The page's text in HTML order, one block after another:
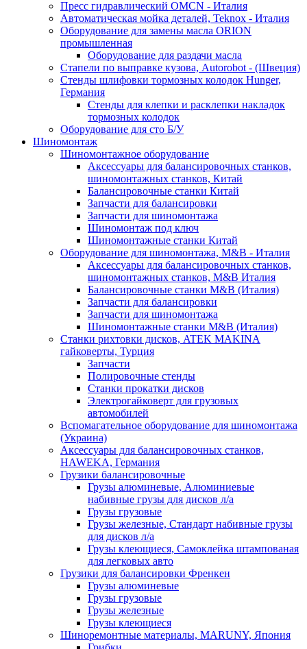
Пресс гидравлический OMCN - Италия
Автоматическая мойка деталей, Teknox - Италия
Оборудование для замены масла ORION
промышленная
Оборудование для раздачи масла
Стапели по выправке кузова, Autorobot - (Швеция)
Стенды шлифовки тормозных колодок Hunger,
Германия
Стенды для клепки и расклепки накладок
тормозных колодок
Оборудование для сто Б/У
Шиномонтаж
Шиномонтажное оборудование
Аксессуары для балансировочных станков,
шиномонтажных станков, Китай
Балансировочные станки Китай
Запчасти для балансировки
Запчасти для шиномонтажа
Шиномонтаж под ключ
Шиномонтажные станки Китай
Оборудование для шиномонтажа, M&B - Италия
Аксессуары для балансировочных станков,
шиномонтажных станков, M&B Италия
Балансировочные станки M&B (Италия)
Запчасти для балансировки
Запчасти для шиномонтажа
Шиномонтажные станки M&B (Италия)
Станки рихтовки дисков, ATEK MAKINA
гайковерты, Турция
Запчасти
Полировочные стенды
Станки прокатки дисков
Электрогайковерт для грузовых
автомобилей
Вспомагательное оборудование для шиномонтажа
(Украина)
Аксессуары для балансировочных станков,
HAWEKA, Германия
Грузики балансировочные
Грузы алюминевые, Алюминиевые
набивные грузы для дисков л/а
Грузы грузовые
Грузы железные, Cтандарт набивные грузы
для дисков л/а
Грузы клеющиеся, Самоклейка штампованая
для легковых авто
Грузики для балансировки Френкен
Грузы алюминевые
Грузы грузовые
Грузы железные
Грузы клеющиеся
Шиноремонтные материалы, MARUNY, Япония